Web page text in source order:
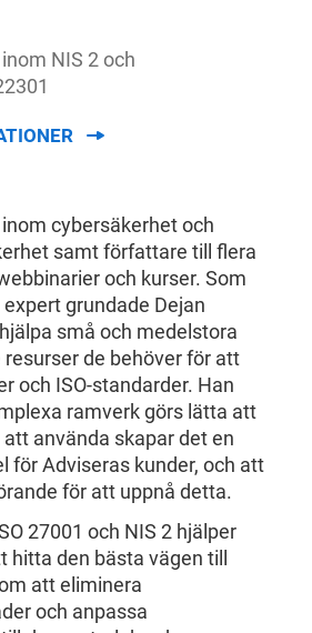
NIS 2 och
cybersäkerhet och
samt författare till flera
och kurser. Som
grundade Dejan
små och medelstora
de behöver för att
och ISO-standarder. Han
ramverk görs lätta att
använda skapar det en
för Adviseras kunder, och att
för att uppnå detta.
27001 och NIS 2 hjälper
hitta den bästa vägen till
att eliminera
och anpassa